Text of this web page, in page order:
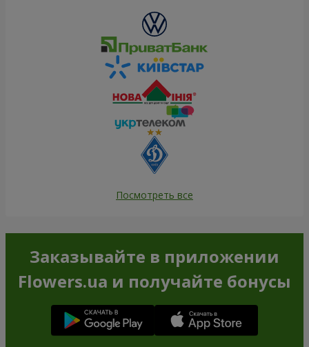
Посмотреть все
Заказывайте в приложении
Flowers.ua и получайте бонусы